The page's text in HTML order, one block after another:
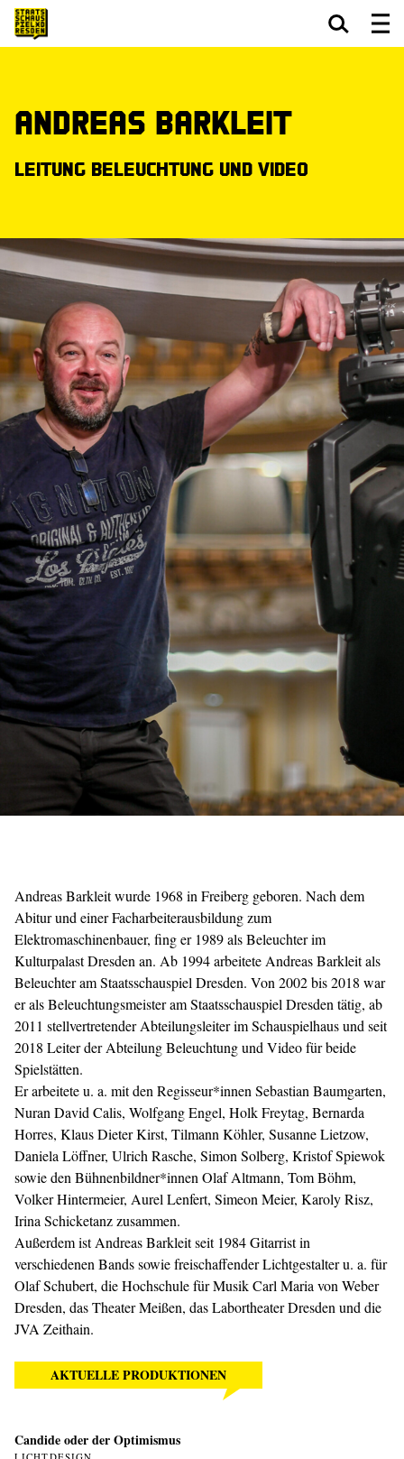
Andreas Barkleit
Leitung Beleuchtung und Video
Andreas Barkleit wurde 1968 in Freiberg geboren. Nach dem
Abitur und einer Facharbeiterausbildung zum
Elektromaschinenbauer, fing er 1989 als Beleuchter im
Kulturpalast Dresden an. Ab 1994 arbeitete Andreas Barkleit als
Beleuchter am Staatsschauspiel Dresden. Von 2002 bis 2018 war
er als Beleuchtungsmeister am Staatsschauspiel Dresden tätig, ab
2011 stellvertretender Abteilungsleiter im Schauspielhaus und seit
2018 Leiter der Abteilung Beleuchtung und Video für beide
Spielstätten.
Er arbeitete u. a. mit den Regisseur*innen Sebastian Baumgarten,
Nuran David Calis, Wolfgang Engel, Holk Freytag, Bernarda
Horres, Klaus Dieter Kirst, Tilmann Köhler, Susanne Lietzow,
Daniela Löffner, Ulrich Rasche, Simon Solberg, Kristof Spiewok
sowie den Bühnenbildner*innen Olaf Altmann, Tom Böhm,
Volker Hintermeier, Aurel Lenfert, Simeon Meier, Karoly Risz,
Irina Schicketanz zusammen.
Außerdem ist Andreas Barkleit seit 1984 Gitarrist in
verschiedenen Bands sowie freischaffender Lichtgestalter u. a. für
Olaf Schubert, die Hochschule für Musik Carl Maria von Weber
Dresden, das Theater Meißen, das Labortheater Dresden und die
JVA Zeithain.
AKTUELLE PRODUKTIONEN
Candide oder der Optimismus